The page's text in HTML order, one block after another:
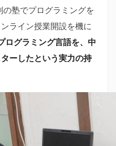
の塾でプログラミングを
ライン授業開設を機に
ログラミング言語を、中
ーしたという実力の持